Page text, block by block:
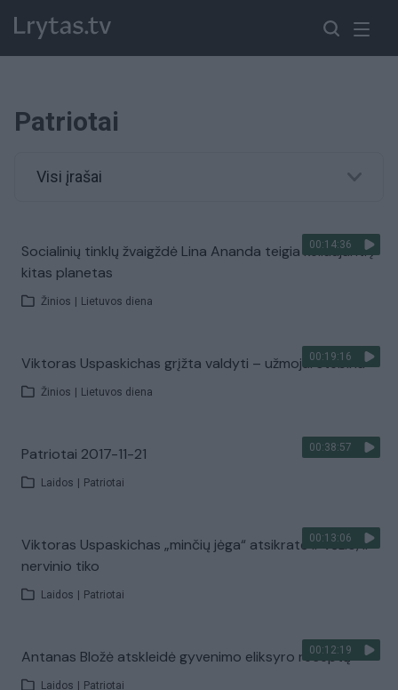
Patriotai
Visi įrašai
00:14:36
Socialinių tinklų žvaigždė Lina Ananda teigia keliaujanti į
kitas planetas
Žinios Lietuvos diena
00:19:16
Viktoras Uspaskichas grįžta valdyti – užmojai stebina
Žinios Lietuvos diena
00:38:57
Patriotai 2017-11-21
Laidos Patriotai
00:13:06
Viktoras Uspaskichas „minčių jėga“ atsikratė ir vėžio, ir
nervinio tiko
Laidos Patriotai
00:12:19
Antanas Bložė atskleidė gyvenimo eliksyro receptą
Laidos Patriotai